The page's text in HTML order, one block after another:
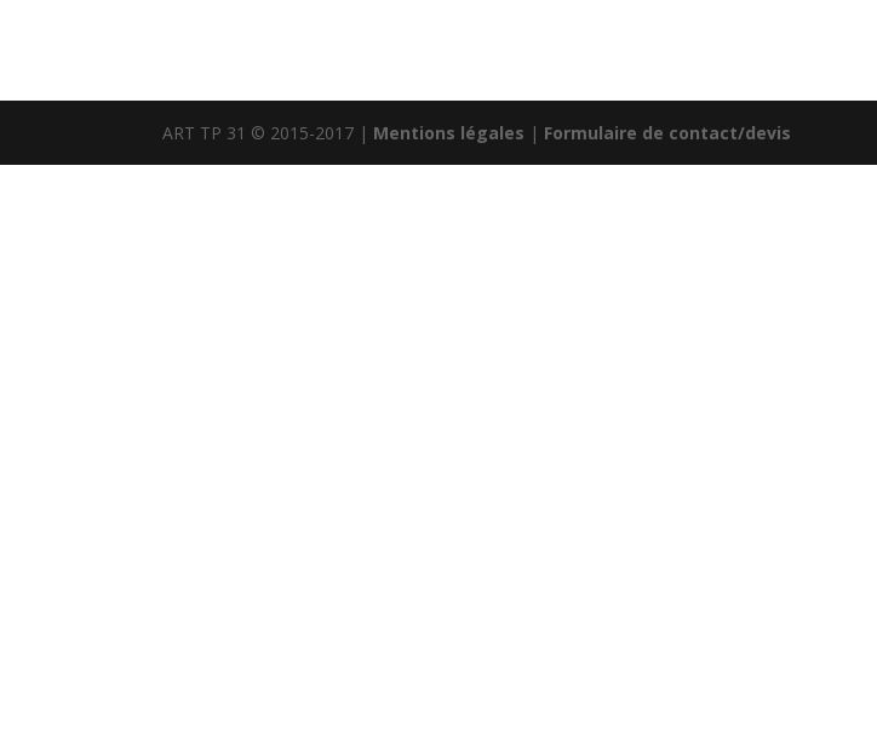
ART TP 31 © 2015-2017 | Mentions légales | Formulaire de contact/devis